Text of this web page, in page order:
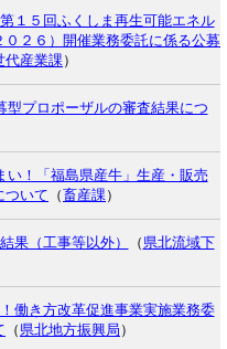
第１５回ふくしま再生可能エネル
２６）開催業務委託に係る公募
代産業課）
型プロポーザルの審査結果につ
い！「福島県産牛」生産・販売
ついて （畜産課）
果（工事等以外） （ 県北流域下
働き方改革促進事業実施業務委
（ 県北地方振興局 ）